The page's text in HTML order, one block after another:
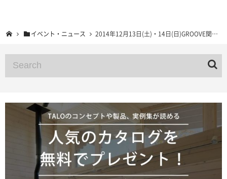
イベント・ニュース 2014年12月13日(土)・14日(日)GROOVE関西展示場オープン＆クリスマスイベント